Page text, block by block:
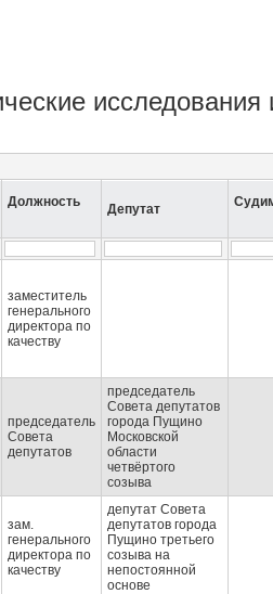
Должность Депутат
заместитель
генерального
директора по
качеству
председатель
Совета
депутатов
председатель
Совета депутатов
города Пущино
Московской
области
четвёртого
созыва
зам.
генерального
директора по
качеству
депутат Совета
депутатов города
Пущино третьего
созыва на
непостоянной
основе